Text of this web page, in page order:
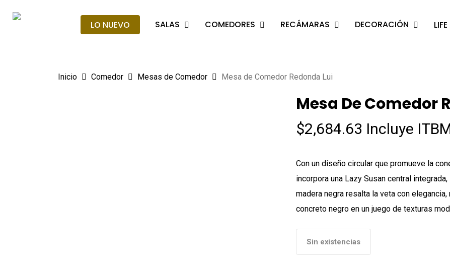
LO NUEVO SALAS COMEDORES RECÁMARAS DECORACIÓN
Inicio Comedor Mesas de Comedor Mesa de Comedor Redonda Lui
Mesa De Comedor
$2,684.63 Incluye
Con un diseño circular que promueve la
incorpora una Lazy Susan central
madera negra resalta la veta con
concreto negro en un juego de texturas
Sin existencias